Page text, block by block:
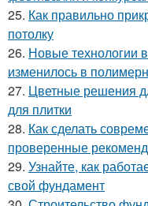
25. Как правильно
потолку
26. Новые технологии
изменилось в
27. Цветные решения
для плитки
28. Как сделать
проверенные
29. Узнайте, как
свой фундамент